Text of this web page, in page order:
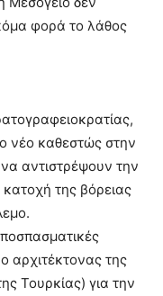
φορά το λάθος
νέο καθεστώς στην
αντιστρέψουν την
της βόρειας
αρχιτέκτονας της
Τουρκίας) για την